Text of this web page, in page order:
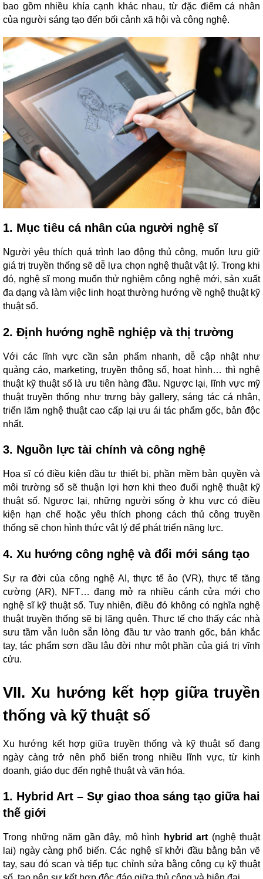
bao gồm nhiều khía cạnh khác nhau, từ đặc điểm cá nhân
của người sáng tạo đến bối cảnh xã hội và công nghệ.
1. Mục tiêu cá nhân của người nghệ sĩ
Người yêu thích quá trình lao động thủ công, muốn lưu giữ
giá trị truyền thống sẽ dễ lựa chọn nghệ thuật vật lý. Trong khi
đó, nghệ sĩ mong muốn thử nghiệm công nghệ mới, sản xuất
đa dạng và làm việc linh hoạt thường hướng về nghệ thuật kỹ
thuật số.
2. Định hướng nghề nghiệp và thị trường
Với các lĩnh vực cần sản phẩm nhanh, dễ cập nhật như
quảng cáo, marketing, truyền thông số, hoạt hình… thì nghệ
thuật kỹ thuật số là ưu tiên hàng đầu. Ngược lại, lĩnh vực mỹ
thuật truyền thống như trưng bày gallery, sáng tác cá nhân,
triển lãm nghệ thuật cao cấp lại ưu ái tác phẩm gốc, bản độc
nhất.
3. Nguồn lực tài chính và công nghệ
Họa sĩ có điều kiện đầu tư thiết bị, phần mềm bản quyền và
môi trường số sẽ thuận lợi hơn khi theo đuổi nghệ thuật kỹ
thuật số. Ngược lại, những người sống ở khu vực có điều
kiện hạn chế hoặc yêu thích phong cách thủ công truyền
thống sẽ chọn hình thức vật lý để phát triển năng lực.
4. Xu hướng công nghệ và đổi mới sáng tạo
Sự ra đời của công nghệ AI, thực tế ảo (VR), thực tế tăng
cường (AR), NFT… đang mở ra nhiều cánh cửa mới cho
nghệ sĩ kỹ thuật số. Tuy nhiên, điều đó không có nghĩa nghệ
thuật truyền thống sẽ bị lãng quên. Thực tế cho thấy các nhà
sưu tầm vẫn luôn sẵn lòng đầu tư vào tranh gốc, bản khắc
tay, tác phẩm sơn dầu lâu đời như một phần của giá trị vĩnh
cửu.
VII. Xu hướng kết hợp giữa truyền
thống và kỹ thuật số
Xu hướng kết hợp giữa truyền thống và kỹ thuật số đang
ngày càng trở nên phổ biến trong nhiều lĩnh vực, từ kinh
doanh, giáo dục đến nghệ thuật và văn hóa.
1. Hybrid Art – Sự giao thoa sáng tạo giữa hai
thế giới
Trong những năm gần đây, mô hình hybrid art (nghệ thuật
lai) ngày càng phổ biến. Các nghệ sĩ khởi đầu bằng bản vẽ
tay, sau đó scan và tiếp tục chỉnh sửa bằng công cụ kỹ thuật